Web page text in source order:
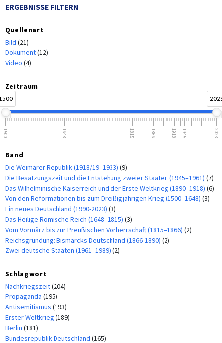
ERGEBNISSE FILTERN
Quellenart
Bild (21)
Dokument(12)
Video (4)
Zeitraum
1500 1648 1815 1866 1918 1945 2023
Band
Die Weimarer Republik (1918/19–1933) (9)
Die Besatzungszeit und die Entstehung zweier Staaten (1945–1961) (7)
Das Wilhelminische Kaiserreich und der Erste Weltkrieg (1890–1918) (6)
Von den Reformationen bis zum Dreißigjährigen Krieg (1500–1648) (3)
Ein neues Deutschland (1990-2023) (3)
Das Heilige Römische Reich (1648–1815) (3)
Vom Vormärz bis zur Preußischen Vorherrschaft (1815–1866) (2)
Reichsgründung: Bismarcks Deutschland (1866-1890) (2)
Zwei deutsche Staaten (1961–1989) (2)
Schlagwort
Nachkriegszeit(204)
Propaganda (195)
Antisemitismus (193)
Erster Weltkrieg (189)
Berlin (181)
Bundesrepublik Deutschland (165)